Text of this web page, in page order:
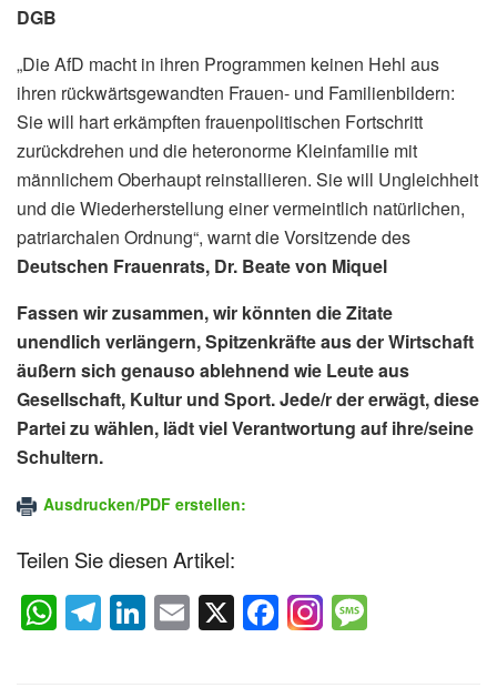
DGB
„Die AfD macht in ihren Programmen keinen Hehl aus
ihren rückwärtsgewandten Frauen- und Familienbildern:
Sie will hart erkämpften frauenpolitischen Fortschritt
zurückdrehen und die heteronorme Kleinfamilie mit
männlichem Oberhaupt reinstallieren. Sie will Ungleichheit
und die Wiederherstellung einer vermeintlich natürlichen,
patriarchalen Ordnung“, warnt die Vorsitzende des
Deutschen Frauenrats, Dr. Beate von Miquel
Fassen wir zusammen, wir könnten die Zitate
unendlich verlängern, Spitzenkräfte aus der Wirtschaft
äußern sich genauso ablehnend wie Leute aus
Gesellschaft, Kultur und Sport. Jede/r der erwägt, diese
Partei zu wählen, lädt viel Verantwortung auf ihre/seine
Schultern.
Ausdrucken/PDF erstellen:
Teilen Sie diesen Artikel:
W
h
T
el
Li
n
E
m
X F
a